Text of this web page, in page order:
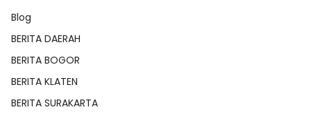
Blog
BERITA DAERAH
BERITA BOGOR
BERITA KLATEN
BERITA SURAKARTA